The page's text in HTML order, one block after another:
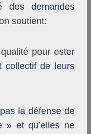
des demandes
soutient:
pour ester
collectif de leurs
la défense de
» et qu’elles ne